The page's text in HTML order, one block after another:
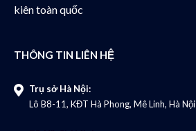
kiên toàn quốc
THÔNG TIN LIÊN HỆ
Trụ sở Hà Nội:
Lô B8-11, KĐT Hà Phong, Mê Linh, Hà Nội